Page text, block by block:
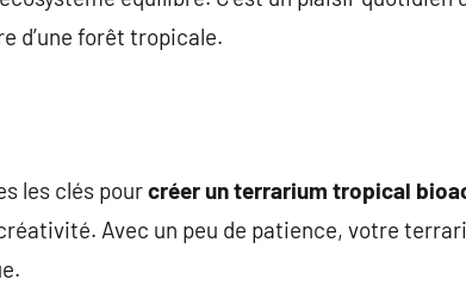
d’une forêt tropicale.
les clés pourcréer un terrarium tropical
Avec un peu de patience, votre